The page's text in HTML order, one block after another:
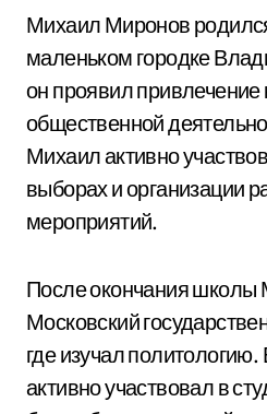
Михаил Миронов
маленьком городке
он проявил привлечение
общественной
Михаил активно
выборах и организации
мероприятий.
После окончания школы
Московский
где изучал политологию.
активно участвовал в